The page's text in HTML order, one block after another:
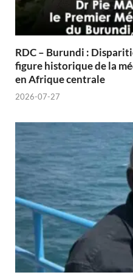
RDC – Burundi :
figure historique de la
en Afrique centrale
2026-07-27